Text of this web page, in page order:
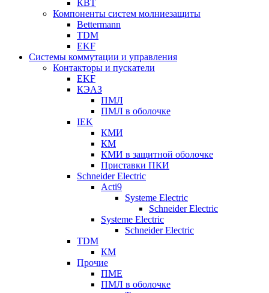
КВТ
Компоненты систем молниезащиты
Bettermann
TDM
EKF
Системы коммутации и управления
Контакторы и пускатели
EKF
КЭАЗ
ПМЛ
ПМЛ в оболочке
IEK
КМИ
КМ
КМИ в защитной оболочке
Приставки ПКИ
Schneider Electric
Acti9
Systeme Electric
Schneider Electric
Systeme Electric
Schneider Electric
TDM
КМ
Прочие
ПМЕ
ПМЛ в оболочке